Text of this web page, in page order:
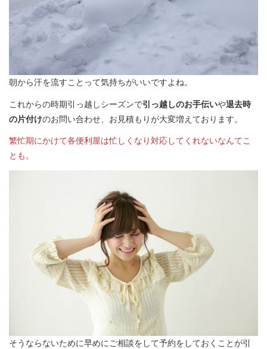
朝から汗を流すことって気持ちがいいですよね。
これからの時期引っ越しシーズンで引っ越しのお手伝いや退去時
の片付けのお問い合わせ、お見積もりが大変増えております。
繁忙期にかけて各便利屋は忙しくなり対応してくれないなんてこ
とも。
そうならないために早めにご相談をして予約をしておくことが引